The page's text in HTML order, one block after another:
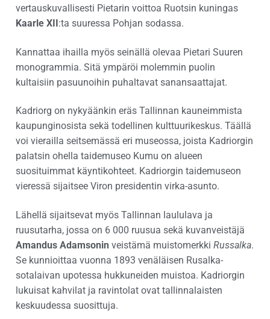
vertauskuvallisesti Pietarin voittoa Ruotsin kuningas
Kaarle XII:ta suuressa Pohjan sodassa.
Kannattaa ihailla myös seinällä olevaa Pietari Suuren
monogrammia. Sitä ympäröi molemmin puolin
kultaisiin pasuunoihin puhaltavat sanansaattajat.
Kadriorg on nykyäänkin eräs Tallinnan kauneimmista
kaupunginosista sekä todellinen kulttuurikeskus. Täällä
voi vierailla seitsemässä eri museossa, joista Kadriorgin
palatsin ohella taidemuseo Kumu on alueen
suosituimmat käyntikohteet. Kadriorgin taidemuseon
vieressä sijaitsee Viron presidentin virka-asunto.
Lähellä sijaitsevat myös Tallinnan laululava ja
ruusutarha, jossa on 6 000 ruusua sekä kuvanveistäjä
Amandus Adamsonin veistämä muistomerkki Russalka.
Se kunnioittaa vuonna 1893 venäläisen Rusalka-
sotalaivan upotessa hukkuneiden muistoa. Kadriorgin
lukuisat kahvilat ja ravintolat ovat tallinnalaisten
keskuudessa suosittuja.